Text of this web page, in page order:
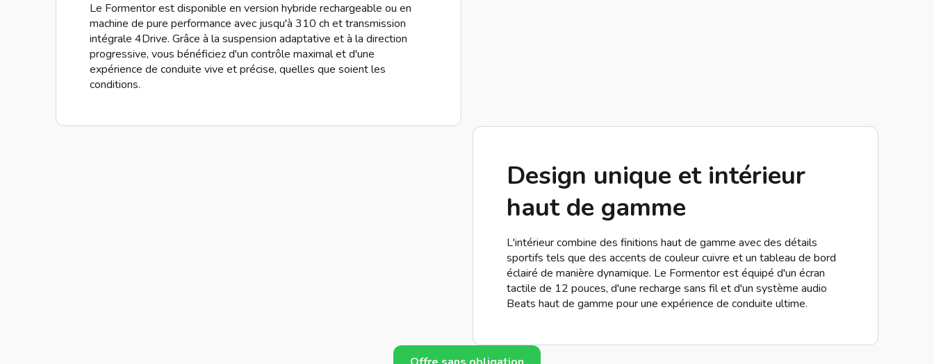
Le Formentor est disponible en version hybride rechargeable ou en
machine de pure performance avec jusqu'à 310 ch et transmission
intégrale 4Drive. Grâce à la suspension adaptative et à la direction
progressive, vous bénéficiez d'un contrôle maximal et d'une
expérience de conduite vive et précise, quelles que soient les
conditions.
Design unique et intérieur
haut de gamme
L'intérieur combine des finitions haut de gamme avec des détails
sportifs tels que des accents de couleur cuivre et un tableau de bord
éclairé de manière dynamique. Le Formentor est équipé d'un écran
tactile de 12 pouces, d'une recharge sans fil et d'un système audio
Beats haut de gamme pour une expérience de conduite ultime.